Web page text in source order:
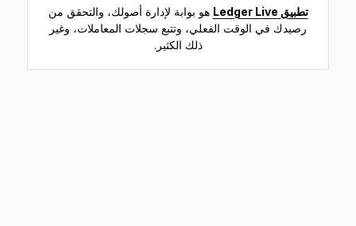
تطبيق Ledger Live
هو بوابة لإدارة أصولك، والتحقق من
رصيدك في الوقت الفعلي، وتتبع سجلات المعاملات، وغير
ذلك الكثير.